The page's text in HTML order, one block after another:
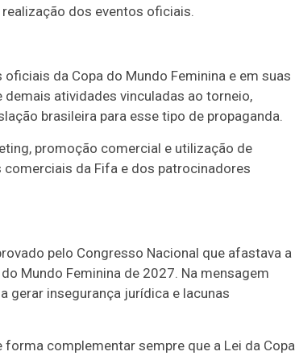
dos eventos oficiais.
da Copa do Mundo Feminina e em suas
atividades vinculadas ao torneio,
brasileira para esse tipo de propaganda.
promoção comercial e utilização de
da Fifa e dos patrocinadores
pelo Congresso Nacional que afastava a
Mundo Feminina de 2027. Na mensagem
gerar insegurança jurídica e lacunas
complementar sempre que a Lei da Copa